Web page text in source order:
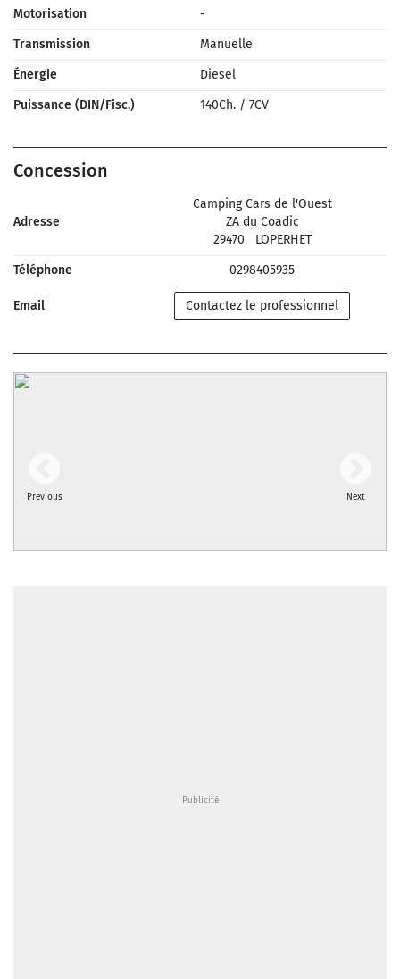
Motorisation
-
Transmission
Manuelle
Énergie
Diesel
Puissance (DIN/Fisc.)
140Ch. / 7CV
Concession
Adresse
Camping Cars de l'Ouest
ZA du Coadic
29470
LOPERHET
Téléphone
0298405935
Email Contactez le professionnel
Previous Next